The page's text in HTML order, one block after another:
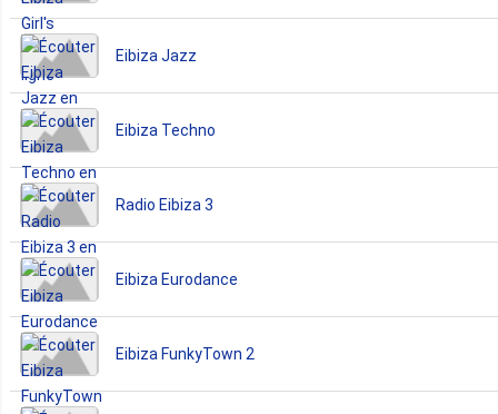
Eibiza Jazz
Eibiza Techno
Radio Eibiza 3
Eibiza Eurodance
Eibiza FunkyTown 2